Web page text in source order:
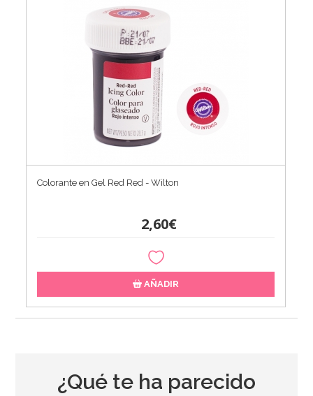
Colorante en Gel Red Red - Wilton
2,60€
AÑADIR
¿Qué te ha parecido